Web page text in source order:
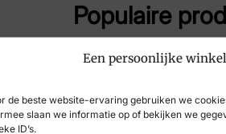
Een persoonlijke
de beste website-ervaring gebruiken we
slaan we informatie op of bekijken we
ID’s.
Populaire
-45%